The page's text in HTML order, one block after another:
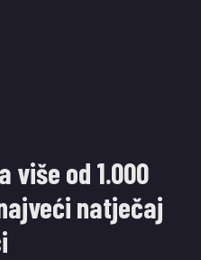
više od 1.000
natječaj